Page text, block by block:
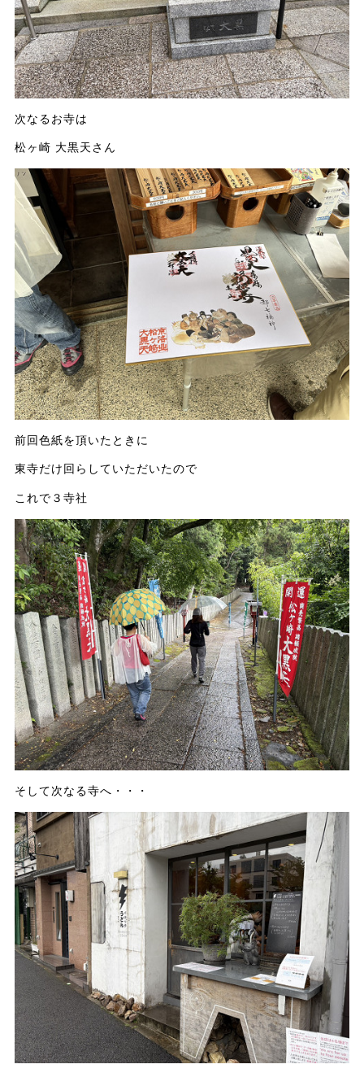
次なるお寺は
松ヶ崎 大黒天さん
前回色紙を頂いたときに
東寺だけ回らしていただいたので
これで３寺社
そして次なる寺へ・・・